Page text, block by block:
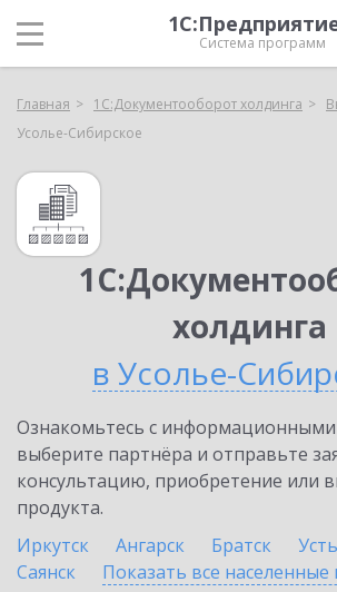
Система программ
Главная 1С:Документооборот холдинга
Усолье-Сибирское
холдинга
в Усолье-
Ознакомьтесь с
выберите партнёра и отправьте
консультацию, приобретение или
продукта.
Иркутск
Ангарск Братск
Саянск
Показать все населенные